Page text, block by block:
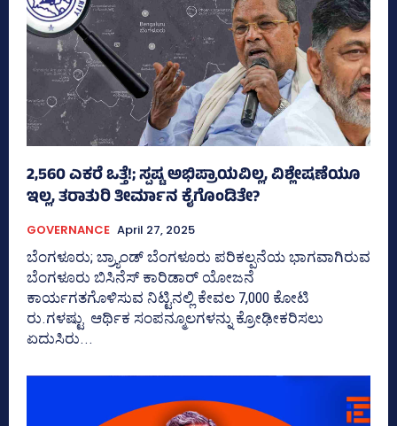
2,560 ಎಕರೆ ಒತ್ತೆ!; ಸ್ಪಷ್ಟ ಅಭಿಪ್ರಾಯವಿಲ್ಲ, ವಿಶ್ಲೇಷಣೆಯೂ
ಇಲ್ಲ, ತರಾತುರಿ ತೀರ್ಮಾನ ಕೈಗೊಂಡಿತೇ?
GOVERNANCE April 27, 2025
ಬೆಂಗಳೂರು; ಬ್ರ್ಯಾಂಡ್‌ ಬೆಂಗಳೂರು ಪರಿಕಲ್ಪನೆಯ ಭಾಗವಾಗಿರುವ
ಬೆಂಗಳೂರು ಬಿಸಿನೆಸ್‌ ಕಾರಿಡಾರ್‌ ಯೋಜನೆ
ಕಾರ್ಯಗತಗೊಳಿಸುವ ನಿಟ್ಟಿನಲ್ಲಿ ಕೇವಲ 7,000 ಕೋಟಿ
ರು.ಗಳಷ್ಟು ಆರ್ಥಿಕ ಸಂಪನ್ಮೂಲಗಳನ್ನು ಕ್ರೋಢೀಕರಿಸಲು
ಏದುಸಿರು...